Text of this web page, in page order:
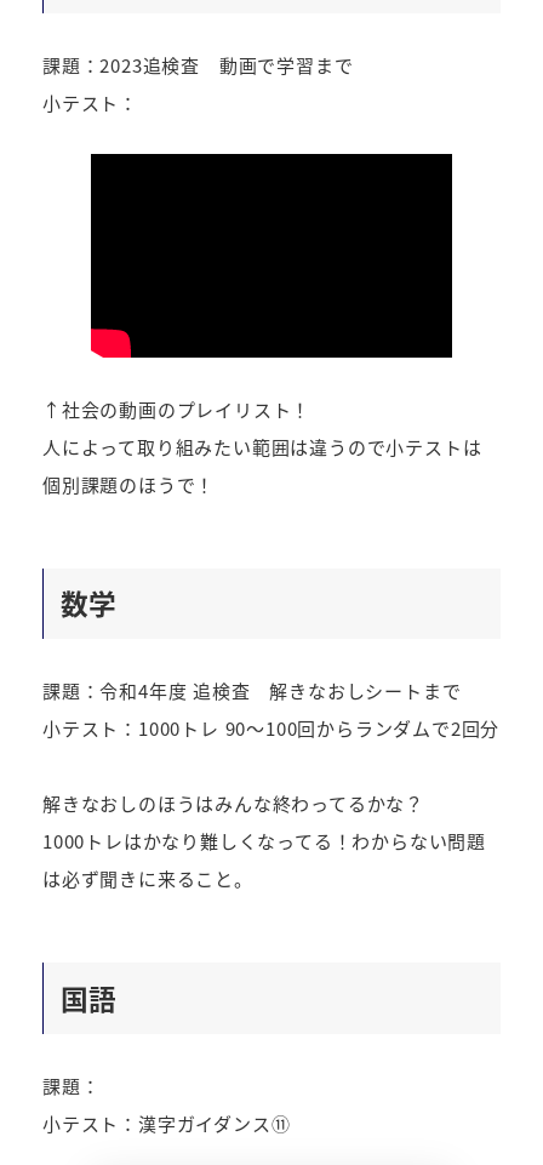
課題：2023追検査 動画で学習まで
小テスト：
↑社会の動画のプレイリスト！
人によって取り組みたい範囲は違うので小テストは
個別課題のほうで！
数学
課題：令和4年度 追検査 解きなおしシートまで
小テスト：1000トレ 90～100回からランダムで2回分
解きなおしのほうはみんな終わってるかな？
1000トレはかなり難しくなってる！わからない問題
は必ず聞きに来ること。
国語
課題：
小テスト：漢字ガイダンス⑪